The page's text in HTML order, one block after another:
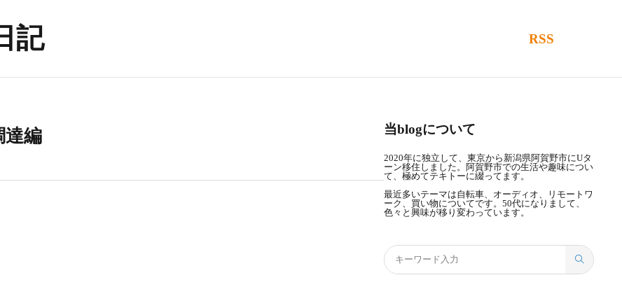
記 RSS
達編 当blogについて
2020年に独立して、東京から新潟県阿賀野市にUタ
ーン移住しました。阿賀野市での生活や趣味につい
て、極めてテキトーに綴ってます。
最近多いテーマは自転車、オーディオ、リモートワ
ーク、買い物についてです。50代になりまして、
色々と興味が移り変わっています。